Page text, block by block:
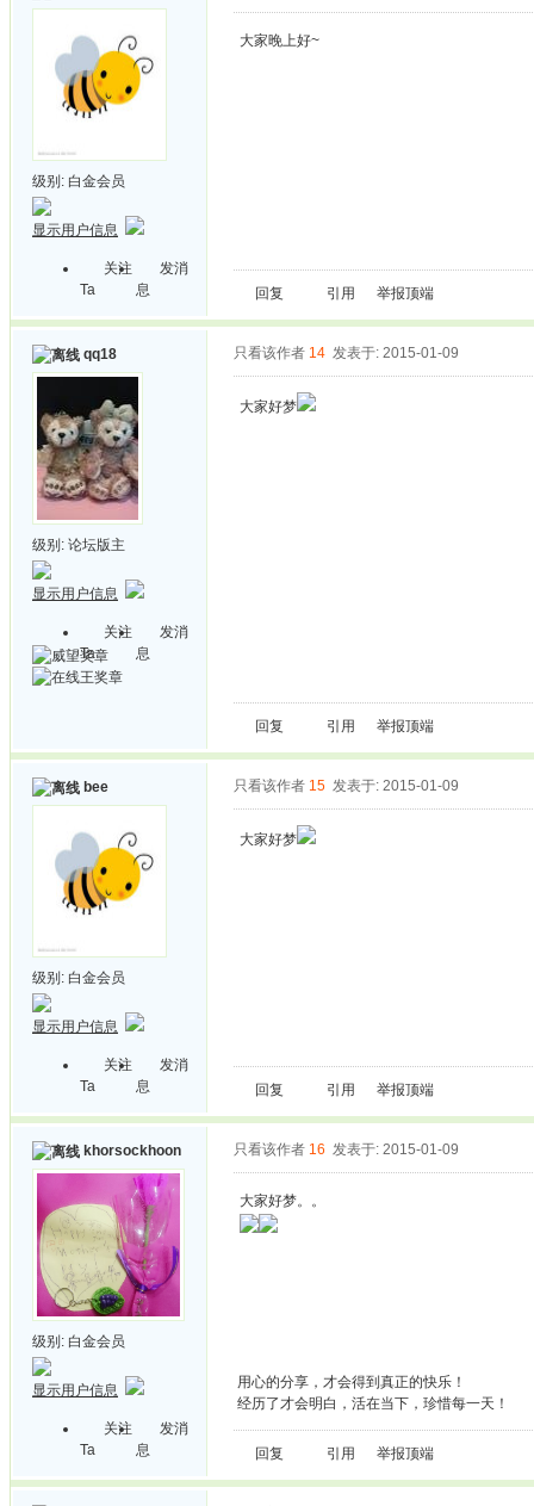
级别: 白金会员
显示用户信息
关注
Ta
发消
息
大家晚上好~
回复 引用 举报顶端
qq18
级别: 论坛版主
显示用户信息
关注
Ta
发消
息
只看该作者 14 发表于: 2015-01-09
大家好梦
回复 引用 举报顶端
bee
级别: 白金会员
显示用户信息
关注
Ta
发消
息
只看该作者 15 发表于: 2015-01-09
大家好梦
回复 引用 举报顶端
khorsockhoon
级别: 白金会员
显示用户信息
关注
Ta
发消
息
只看该作者 16 发表于: 2015-01-09
大家好梦。。
用心的分享，才会得到真正的快乐！
经历了才会明白，活在当下，珍惜每一天！
回复 引用 举报顶端